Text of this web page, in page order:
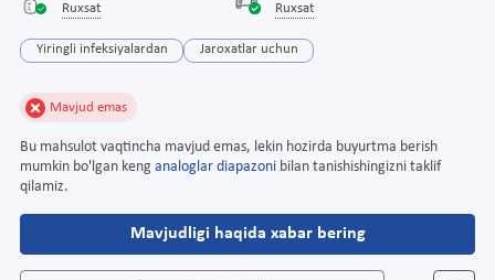
Ruxsat
Ruxsat
Yiringli infeksiyalardan Jaroxatlar uchun
Mavjud emas
Bu mahsulot vaqtincha mavjud emas, lekin hozirda buyurtma berish
mumkin bo'lgan keng analoglar diapazoni bilan tanishishingizni taklif
qilamiz.
Mavjudligi haqida xabar bering